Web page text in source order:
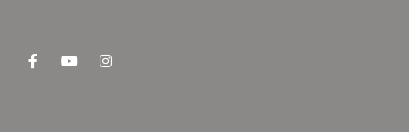
F
a
Y
o
I
n